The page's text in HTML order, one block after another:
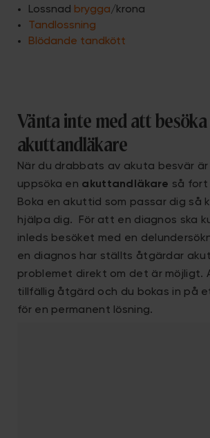
Lossnad brygga/krona
Tandlossning
Blödande tandkött
Vänta inte med att besöka
akuttandläkare
När du drabbats av akuta besvär
uppsöka en akuttandläkare så fort
Boka en akuttid som passar dig så
hjälpa dig. För att en diagnos ska
inleds besöket med en
en diagnos har ställts åtgärdar
problemet direkt om det är möjligt.
tillfällig åtgärd och du bokas in på
för en permanent lösning.